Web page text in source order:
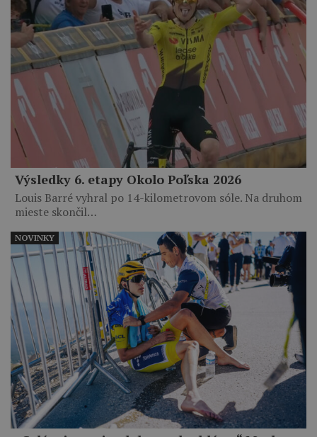
Výsledky 6. etapy Okolo Poľska 2026
Louis Barré vyhral po 14-kilometrovom sóle. Na druhom
mieste skončil…
NOVINKY